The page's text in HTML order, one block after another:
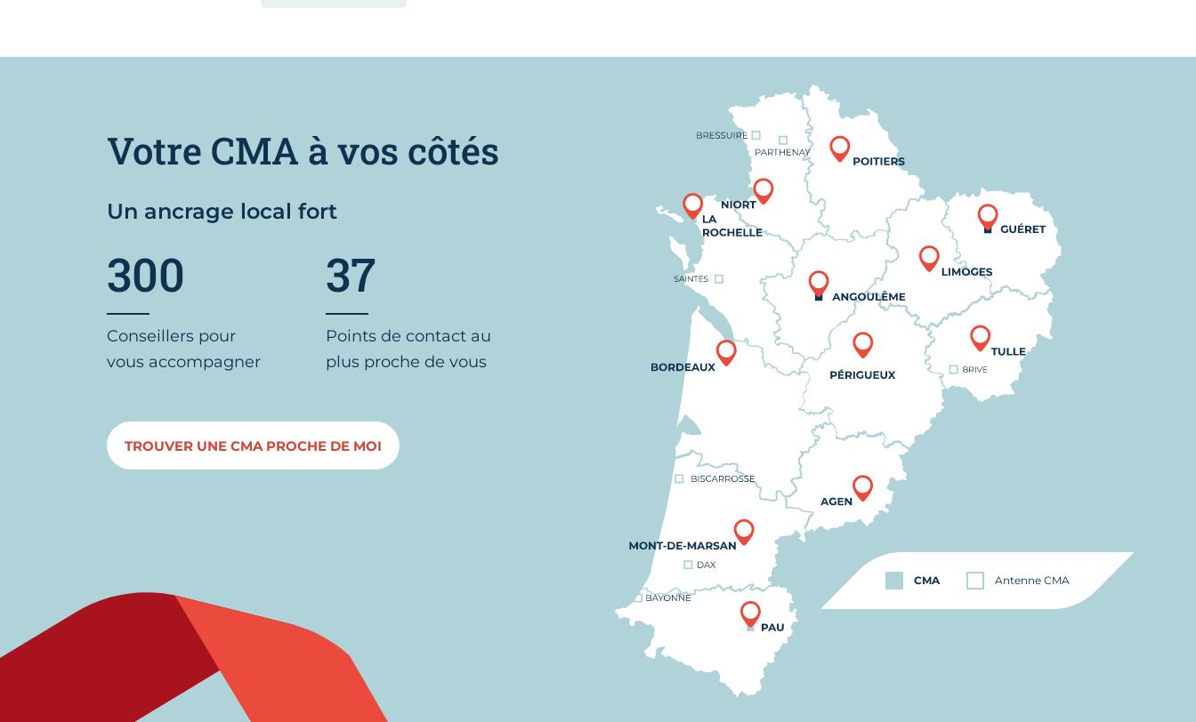
CMA Antenne CMA
Votre CMA à vos côtés
Un ancrage local fort
300
Conseillers pour
vous accompagner
37
Points de contact au
plus proche de vous
TROUVER UNE CMA PROCHE DE MOI